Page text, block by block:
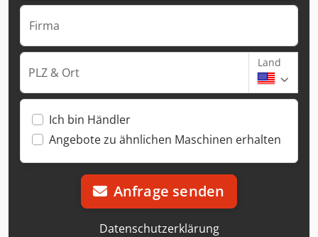
Firma
PLZ & Ort
Land
Ich bin Händler
Angebote zu ähnlichen Maschinen erhalten
Anfrage senden
Datenschutzerklärung